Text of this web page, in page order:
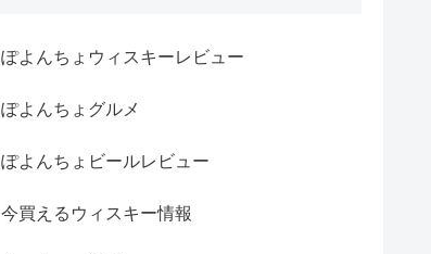
ぽよんちょウィスキーレビュー
ぽよんちょグルメ
ぽよんちょビールレビュー
今買えるウィスキー情報